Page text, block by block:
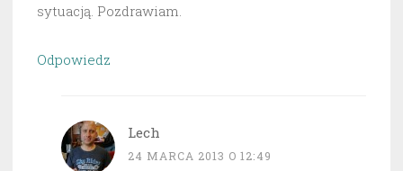
sytuacją. Pozdrawiam.
Odpowiedz
Lech
24 MARCA 2013 O 12:49